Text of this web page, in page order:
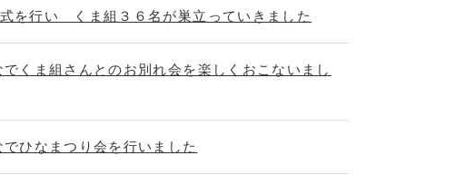
を行い くま組３６名が巣立っていきました
くま組さんとのお別れ会を楽しくおこないまし
ひなまつり会を行いました